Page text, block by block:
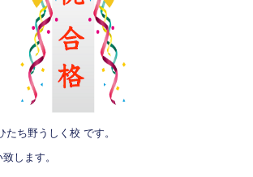
ち野うしく校 です。
します。